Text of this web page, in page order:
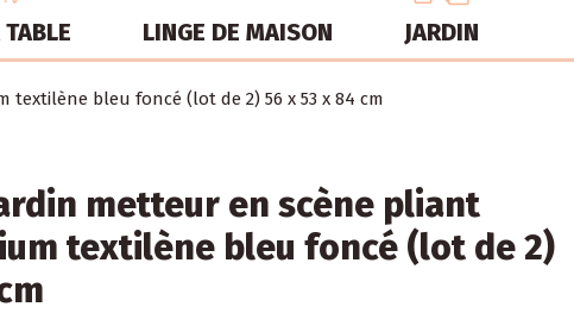
LINGE DE MAISON JARDIN
bleu foncé (lot de 2) 56 x 53 x 84 cm
metteur en scène pliant
textilène bleu foncé (lot de 2)